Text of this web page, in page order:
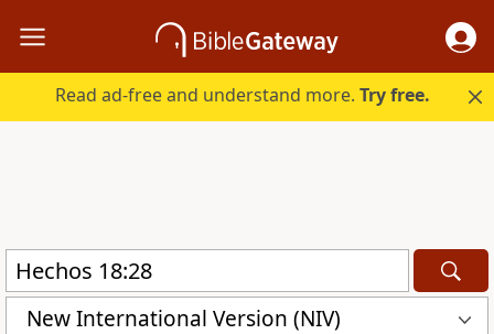
Read ad-free and understand more.Try free.
New International Version (NIV)